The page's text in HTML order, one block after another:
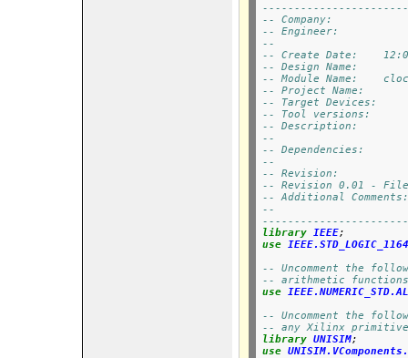
- - Company:
-- Engineer:
--
-- Create Date:
-- Design Name:
-- Module Name:
-- Project Name:
-- Target Devices:
-- Tool versions:
-- Description:
--
-- Dependencies:
--
-- Revision:
-- Revision 0.01 - File
-- Additional
--
library
IEEE;
use
-- Uncomment the
-- arithmetic functions
use
-- Uncomment the
-- any Xilinx
library UNISIM;
use